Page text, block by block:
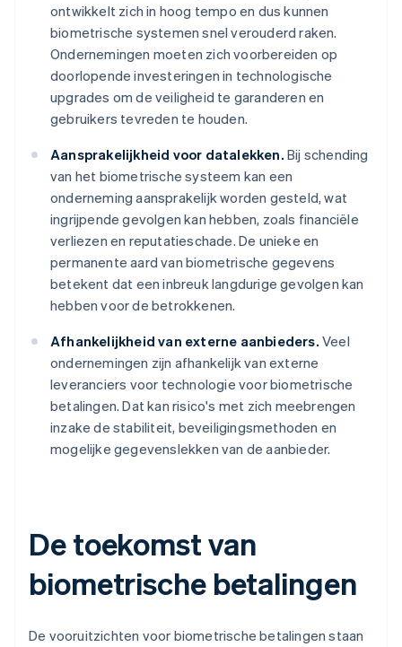
ontwikkelt zich in hoog tempo en dus kunnen
biometrische systemen snel verouderd raken.
Ondernemingen moeten zich voorbereiden op
doorlopende investeringen in technologische
upgrades om de veiligheid te garanderen en
gebruikers tevreden te houden.
Aansprakelijkheid voor datalekken. Bij schending
van het biometrische systeem kan een
onderneming aansprakelijk worden gesteld, wat
ingrijpende gevolgen kan hebben, zoals financiële
verliezen en reputatieschade. De unieke en
permanente aard van biometrische gegevens
betekent dat een inbreuk langdurige gevolgen kan
hebben voor de betrokkenen.
Afhankelijkheid van externe aanbieders. Veel
ondernemingen zijn afhankelijk van externe
leveranciers voor technologie voor biometrische
betalingen. Dat kan risico's met zich meebrengen
inzake de stabiliteit, beveiligingsmethoden en
mogelijke gegevenslekken van de aanbieder.
De toekomst van
biometrische betalingen
De vooruitzichten voor biometrische betalingen staan